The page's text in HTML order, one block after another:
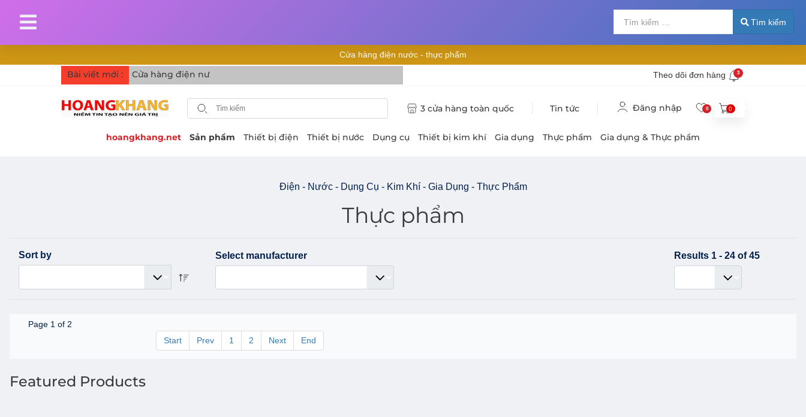
Nhập 2 hoặc
Tìm kiếm
Cửa hàng điện nước - thực phẩm
Bài viết mới : Cửa hàng điện nước, thực phẩm tại Hồ Chí Theo dõi đơn hàng 3
3 cửa hàng toàn quốc Tin tức Đăng nhập 0 0
hoangkhang.net Sản phẩm Thiết bị điện Thiết bị nước Dụng cụ Thiết bị kim khí Gia dụng Thực phẩm Gia dụng & Thực phẩm
Điện - Nước - Dụng Cụ - Kim Khí - Gia Dụng - Thực Phẩm
Thực phẩm
Sort by Select manufacturer Results 1 - 24 of 45
Page 1 of 2
Start
Prev 1 2 Next End
Featured Products